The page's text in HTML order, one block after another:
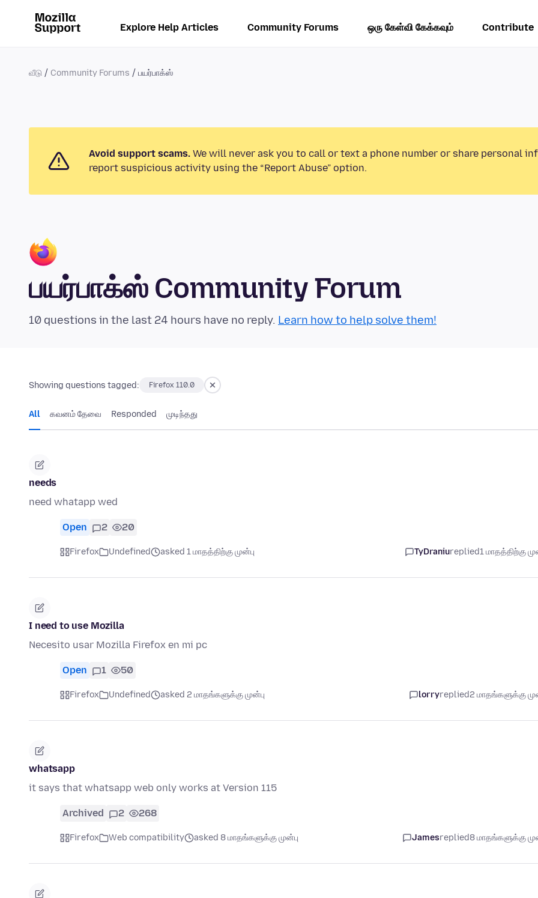
Explore Help Articles Community Forums ஒரு கேள்வி கேக்கவும் Contribute
வீடு Community Forums பயர்பாக்ஸ்
Avoid support scams. We will never ask you to call or text a phone number or share personal
report suspicious activity using the “Report Abuse” option.
பயர்பாக்ஸ் Community Forum
10 questions in the last 24 hours have no reply. Learn how to help solve them!
Showing questions tagged: Firefox 110.0
All கவனம் தேவை Responded முடிந்தது
needs
need whatapp wed
Open 2 20
Firefox Undefined asked 1 மாதத்திற்கு முன்பு TyDraniureplied1 மாதத்திற்கு
I need to use Mozilla
Necesito usar Mozilla Firefox en mi pc
Open 1 50
Firefox Undefined asked 2 மாதங்களுக்கு முன்பு lorryreplied2 மாதங்களுக்கு
whatsapp
it says that whatsapp web only works at Version 115
Archived 2 268
Firefox Web compatibility asked 8 மாதங்களுக்கு முன்பு Jamesreplied8 மாதங்களுக்கு